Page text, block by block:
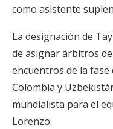
como asistente
La designación de
de asignar árbitros
encuentros de la
Colombia y
mundialista para el
Lorenzo.